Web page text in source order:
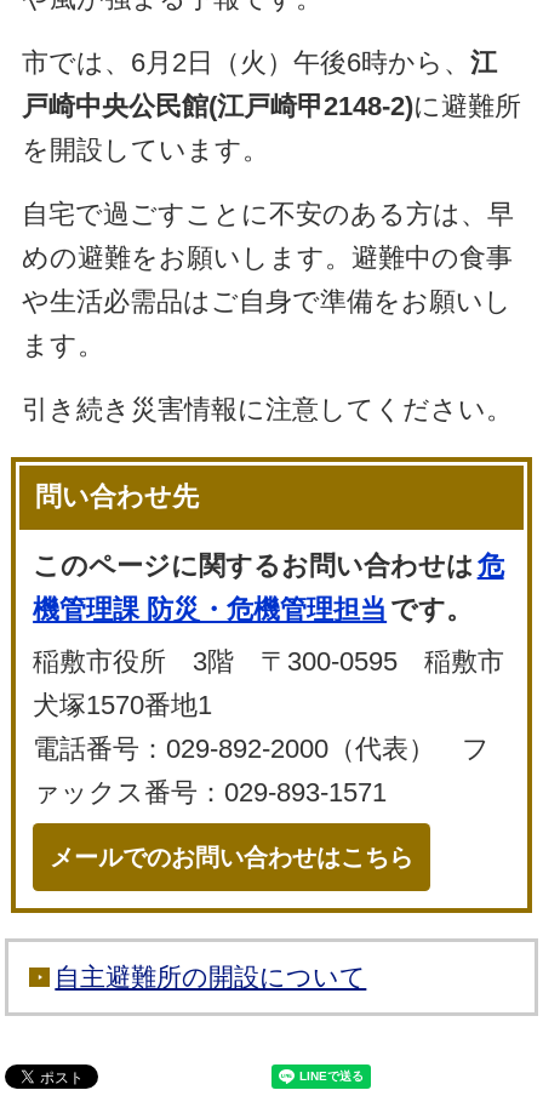
市では、6月2日（火）午後6時から、 江
戸崎中央公民館(江戸崎甲2148-2)に避難所
を開設しています。
自宅で過ごすことに不安のある方は、早
めの避難をお願いします。避難中の食事
や生活必需品はご自身で準備をお願いし
ます。
引き続き災害情報に注意してください。
問い合わせ先
このページに関するお問い合わせは 危
機管理課 防災・危機管理担当 です。
稲敷市役所 3階 〒300-0595 稲敷市
犬塚1570番地1
電話番号：029-892-2000（代表） フ
ァックス番号：029-893-1571
メールでのお問い合わせはこちら
自主避難所の開設について